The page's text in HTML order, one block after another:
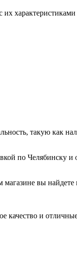
их
такую как
по Челябинску и
магазине вы
качество и